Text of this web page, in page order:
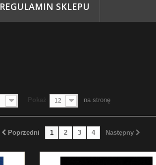
REGULAMIN SKLEPU
Pokaż 12 na stronę
Poprzedni 1 2 3 4 Następny